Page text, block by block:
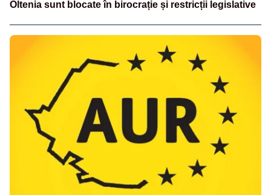
Oltenia sunt blocate în birocrație și restricții legislative